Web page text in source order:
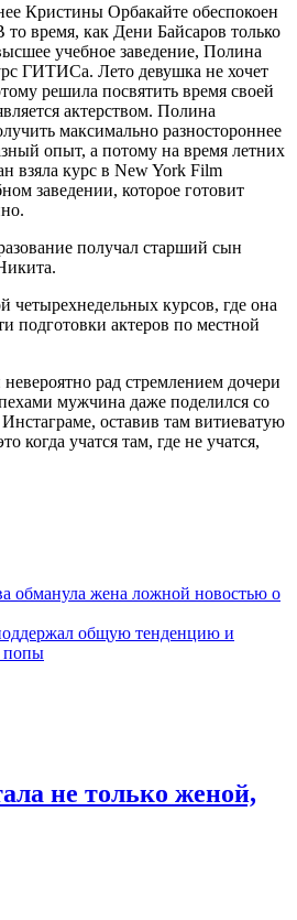
Кристины Орбакайте обеспокоен
время, как Дени Байсаров только
учебное заведение, Полина
ГИТИСа. Лето девушка не хочет
решила посвятить время своей
актерством. Полина
максимально разностороннее
опыт, а потому на время летних
взяла курс в New York Film
заведении, которое готовит
получал старший сын
четырехнедельных курсов, где она
подготовки актеров по местной
рад стремлением дочери
мужчина даже поделился со
оставив там витиеватую
когда учатся там, где не учатся,
обманула жена ложной новостью о
общую тенденцию и
попы
не только женой,